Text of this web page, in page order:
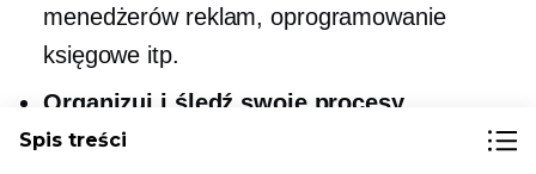
menedżerów reklam, oprogramowanie
księgowe itp.
Organizuj i śledź swoje procesy
biznesowe.
Jak najszybciej zacznij śledzić
Spis treści